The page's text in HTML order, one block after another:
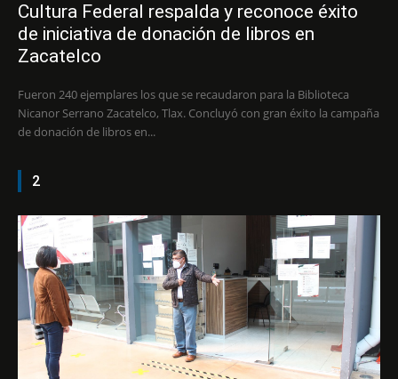
Cultura Federal respalda y reconoce éxito
de iniciativa de donación de libros en
Zacatelco
Fueron 240 ejemplares los que se recaudaron para la Biblioteca
Nicanor Serrano Zacatelco, Tlax. Concluyó con gran éxito la campaña
de donación de libros en...
2